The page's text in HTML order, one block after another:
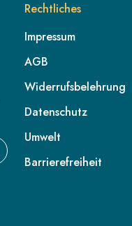
Rechtliches
Impressum
AGB
Widerrufsbelehrung
Datenschutz
Umwelt
Barrierefreiheit